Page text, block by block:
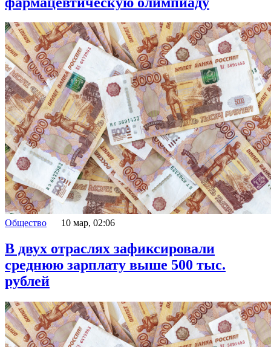
Общество 10 мар, 02:06
В двух отраслях зафиксировали
среднюю зарплату выше 500 тыс.
рублей